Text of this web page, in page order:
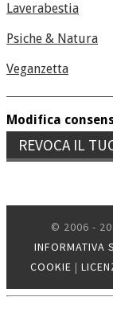
Laverabestia
Psiche & Natura
Veganzetta
Modifica
REVOCA IL
© 2006 -
INFORMATIVA
COOKIE |